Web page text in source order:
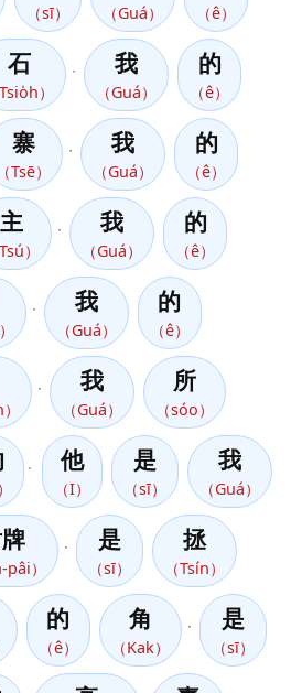
（sī） （Guá） （ê）
石
Tsio̍h）
我
（Guá）
的
（ê）
寨
（Tsē）
我
（Guá）
的
（ê）
主
）
我
（Guá）
的
（ê）
我
（Guá）
的
（ê）
我
（Guá）
所
（sóo）
他
（I）
是
（sī）
我
（Guá）
pâi）
是
（sī）
拯
（Tsín）
的
（ê）
角
（Kak）
是
（sī）